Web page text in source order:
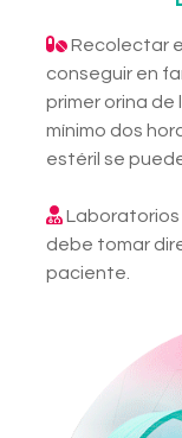
Recolectar
conseguir en
primer orina de
mínimo dos
estéril se
Laboratorios
debe tomar
paciente.